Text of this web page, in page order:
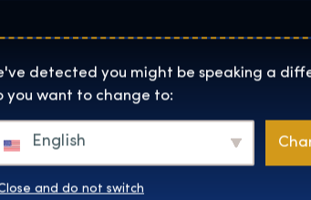
Exhibition home
Lokality O
detected you might be speaking a
you want to change to:
English
and do not switch